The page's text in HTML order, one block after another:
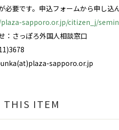
必要です。申込フォームから申し込
sapporo.or.jp/citizen_j/
：さっぽろ外国人相談窓口
sapporo.or.jp
THIS ITEM